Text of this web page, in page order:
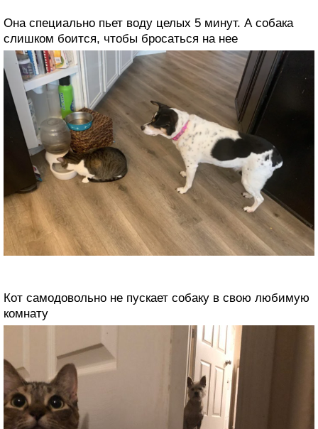
Она специально пьет воду целых 5 минут. А собака
слишком боится, чтобы бросаться на нее
Кот самодовольно не пускает собаку в свою любимую
комнату